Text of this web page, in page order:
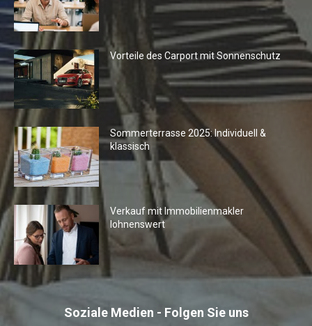
Vorteile des Carport mit Sonnenschutz
Sommerterrasse 2025: Individuell &
klassisch
Verkauf mit Immobilienmakler
lohnenswert
Soziale Medien - Folgen Sie uns